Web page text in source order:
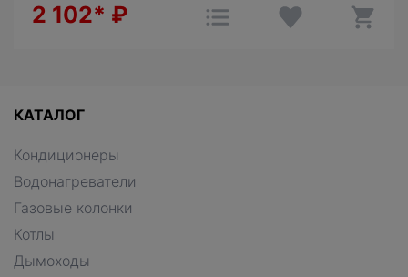
2 102* ₽
КАТАЛОГ
Кондиционеры
Водонагреватели
Газовые колонки
Котлы
Дымоходы